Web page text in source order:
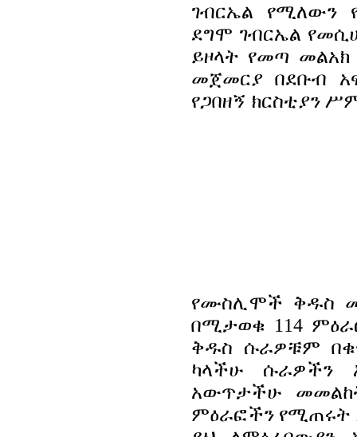
ገብርኤል የሚለውን
ደግሞ ገብርኤል
ይዞላት የመጣ መልአክ
መጀመርያ በደቡብ
የጋበዘኝ ክርስቲያን ሥም
የሙስሊሞች ቅዱስ
በሚታወቁ 114
ቅዱስ ሱራዎቹም
ካላችሁ ሱራዎችን
አውጥታችሁ
ምዕራፎችን የሚጠሩት